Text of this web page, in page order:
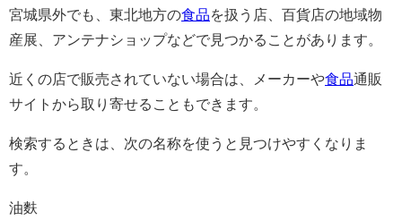
宮城県外でも、東北地方の食品を扱う店、百貨店の地域物
産展、アンテナショップなどで見つかることがあります。
近くの店で販売されていない場合は、メーカーや食品通販
サイトから取り寄せることもできます。
検索するときは、次の名称を使うと見つけやすくなりま
す。
油麩